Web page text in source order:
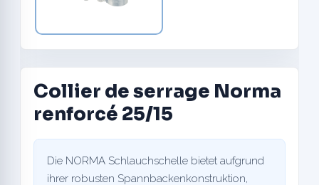
Collier de serrage Norma
renforcé 25/15
Die NORMA Schlauchschelle bietet aufgrund
ihrer robusten Spannbackenkonstruktion,